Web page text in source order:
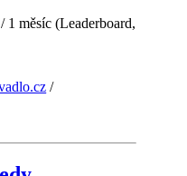
1 měsíc (Leaderboard,
/